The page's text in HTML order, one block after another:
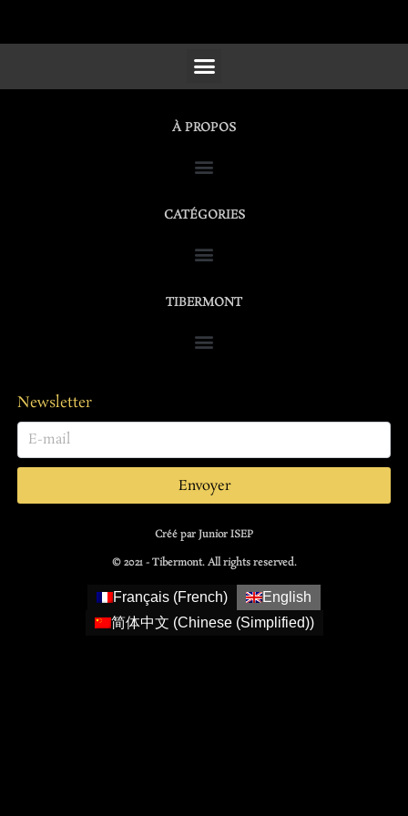
À PROPOS
CATÉGORIES
TIBERMONT
Newsletter
Envoyer
Créé par Junior ISEP
© 2021 - Tibermont. All rights reserved.
Français (French)
English
简体中文 (Chinese (Simplified))